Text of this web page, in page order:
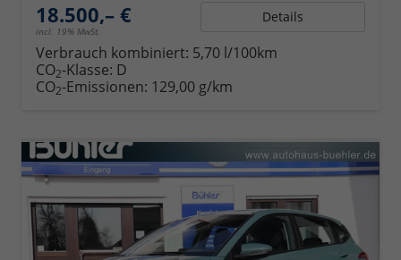
18.500,– €
incl. 19% MwSt.
Details
Verbrauch kombiniert: 5,70 l/100km
CO2-Klasse: D
CO2-Emissionen: 129,00 g/km